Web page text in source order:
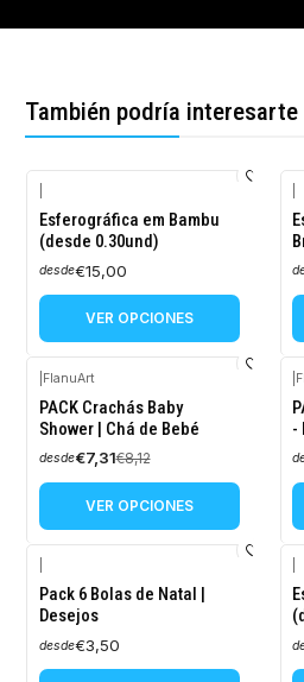
También podría
Esferográfica em Bambu
(desde 0.30und)
desde€15,00
VER OPCIONES
-10%
OFF
FlanuArt
PACK Crachás Baby
Shower | Chá de Bebé
desde€7,31€8,12
VER OPCIONES
-
Pack 6 Bolas de Natal |
Desejos
desde€3,50